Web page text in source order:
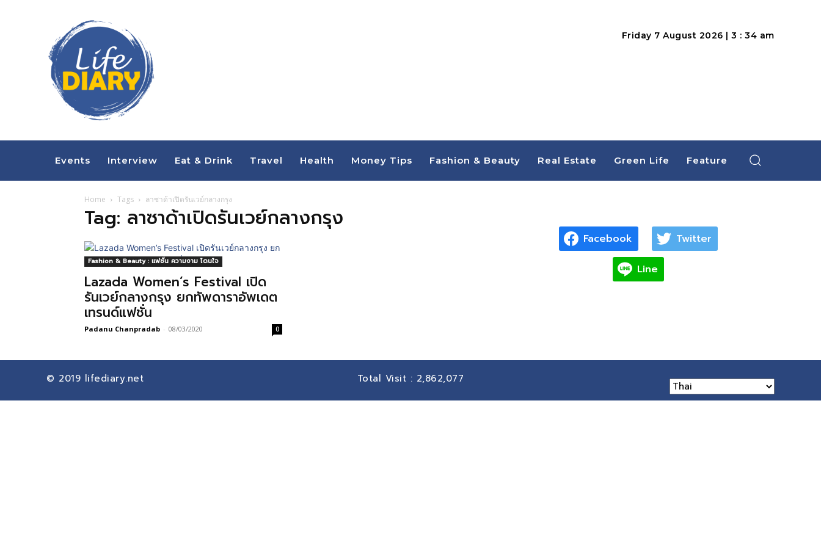
Friday 7 August 2026 | 3 : 34 am
Events Interview Eat & Drink Travel Health Money Tips Fashion & Beauty Real Estate Green Life Feature
Home Tags ลาซาด้าเปิดรันเวย์กลางกรุง
Tag: ลาซาด้าเปิดรันเวย์กลางกรุง
Fashion & Beauty : แฟชั่น ความงาม โดนใจ
Lazada Women’s Festival เปิด
รันเวย์กลางกรุง ยกทัพดาราอัพเดต
เทรนด์แฟชั่น
Padanu Chanpradab - 08/03/2020 0
Facebook Twitter
Line
© 2019 lifediary.net Total Visit : 2,862,077